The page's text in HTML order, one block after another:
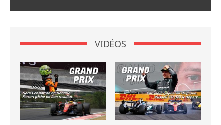
VIDÉOS